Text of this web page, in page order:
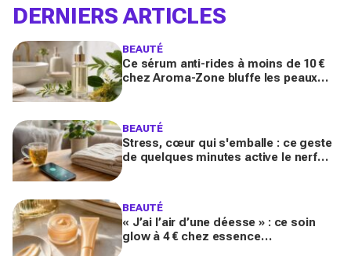
DERNIERS ARTICLES
BEAUTÉ
Ce sérum anti-rides à moins de 10 €
chez Aroma-Zone bluffe les peaux
BEAUTÉ
Stress, cœur qui s'emballe : ce geste
de quelques minutes active le nerf
BEAUTÉ
« J’ai l’air d’une déesse » : ce soin
glow à 4 € chez essence